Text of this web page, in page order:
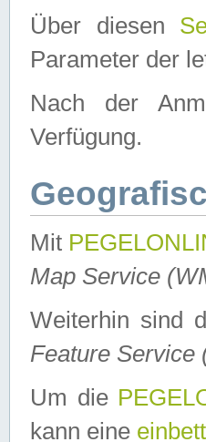
Über diesen
Parameter der
Nach der
Verfügung.
Mit
Map Service
Weiterhin sind
Feature Service
Um die
kann eine